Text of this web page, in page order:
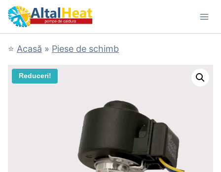
Skip
⭐ Acasă » Piese de schimb
Reduceri!